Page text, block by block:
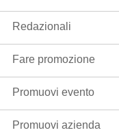
Redazionali
Fare promozione
Promuovi evento
Promuovi azienda